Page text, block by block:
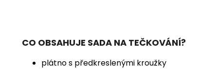
CO OBSAHUJE SADA NA TEČKOVÁNÍ?
plátno s předkreslenými kroužky